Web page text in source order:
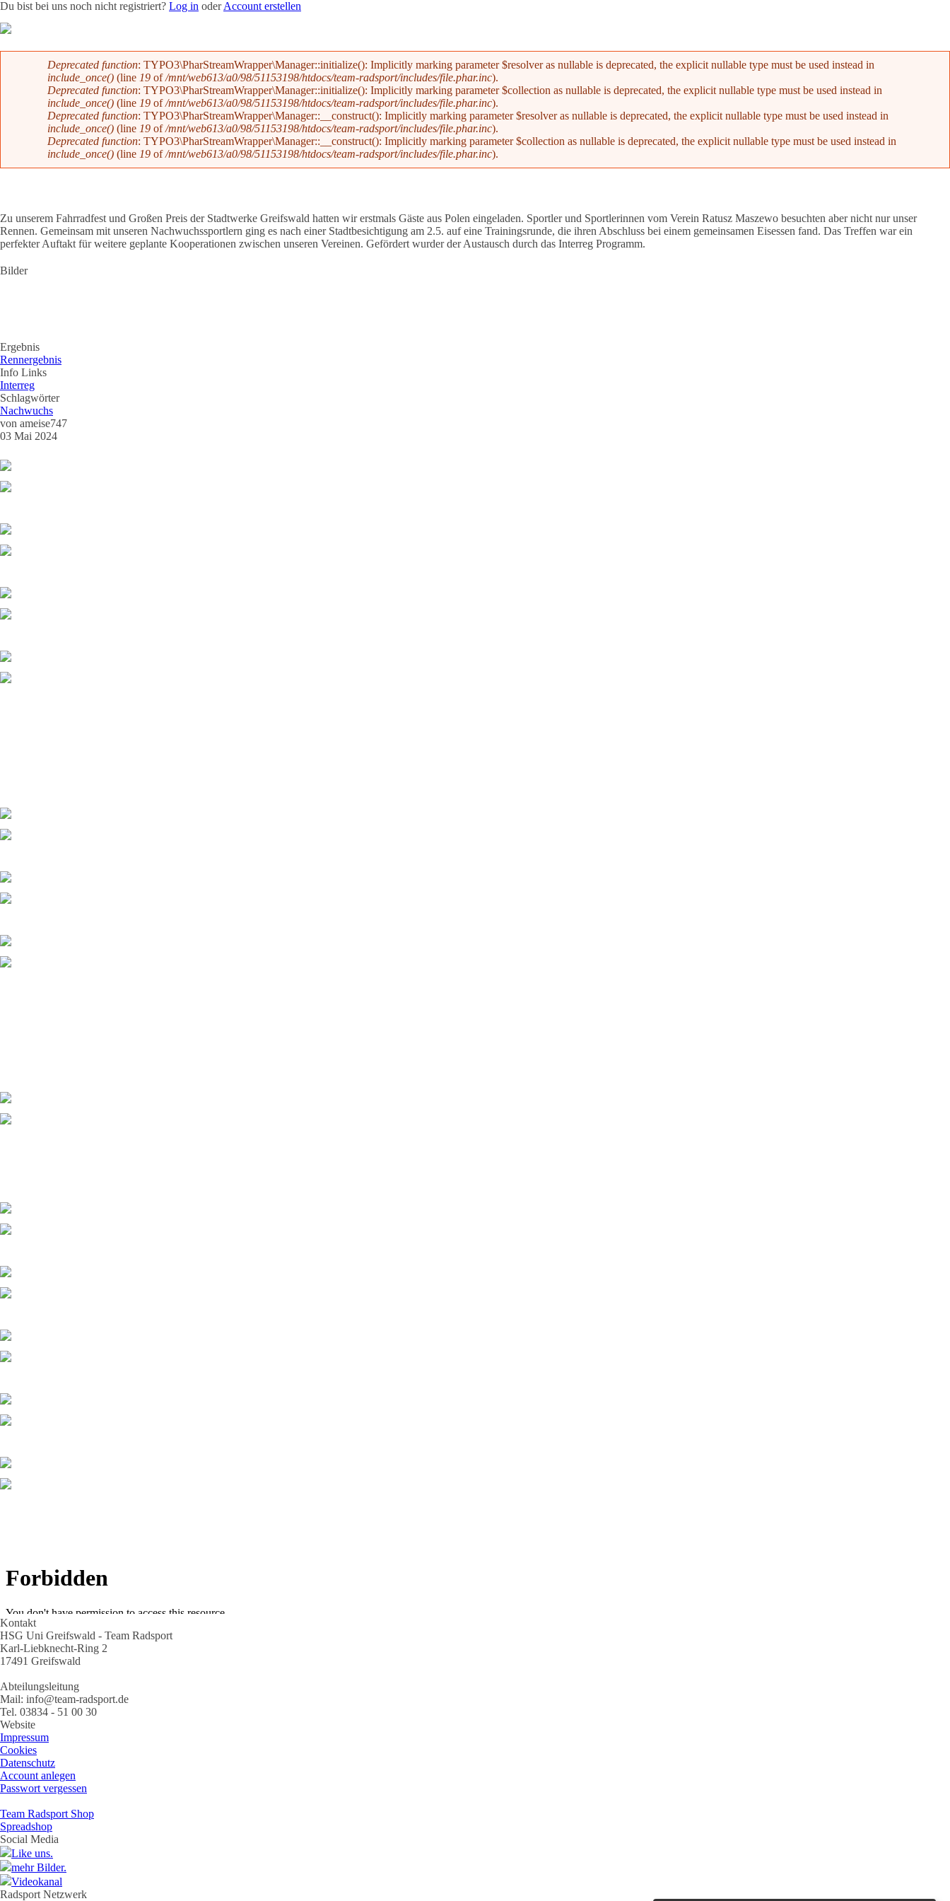
Du bist bei uns noch nicht registriert? Log in oderAccount erstellen
Fehlermeldung
Deprecated function: TYPO3\PharStreamWrapper\Manager::initialize(): Implicitly marking parameter $resolver as nullable is deprecated, the explicit nullable type must be used instead in
include_once() (line 19 of/mnt/web613/a0/98/51153198/htdocs/team-radsport/includes/file.phar.inc).
Deprecated function: TYPO3\PharStreamWrapper\Manager::initialize(): Implicitly marking parameter $collection as nullable is deprecated, the explicit nullable type must be used instead in
include_once() (line 19 of/mnt/web613/a0/98/51153198/htdocs/team-radsport/includes/file.phar.inc).
Deprecated function: TYPO3\PharStreamWrapper\Manager::__construct(): Implicitly marking parameter $resolver as nullable is deprecated, the explicit nullable type must be used instead in
include_once() (line 19 of/mnt/web613/a0/98/51153198/htdocs/team-radsport/includes/file.phar.inc).
Deprecated function: TYPO3\PharStreamWrapper\Manager::__construct(): Implicitly marking parameter $collection as nullable is deprecated, the explicit nullable type must be used instead in
include_once() (line 19 of/mnt/web613/a0/98/51153198/htdocs/team-radsport/includes/file.phar.inc).
Zu unserem Fahrradfest und Großen Preis der Stadtwerke Greifswald hatten wir erstmals Gäste aus Polen eingeladen. Sportler und Sportlerinnen vom Verein Ratusz Maszewo besuchten aber nicht nur unser
Rennen. Gemeinsam mit unseren Nachwuchssportlern ging es nach einer Stadtbesichtigung am 2.5. auf eine Trainingsrunde, die ihren Abschluss bei einem gemeinsamen Eisessen fand. Das Treffen war ein
perfekter Auftakt für weitere geplante Kooperationen zwischen unseren Vereinen. Gefördert wurder der Austausch durch das Interreg Programm.
Bilder
Ergebnis
Rennergebnis
Info Links
Interreg
Schlagwörter
Nachwuchs
von ameise747
03 Mai 2024
Kontakt
HSG Uni Greifswald - Team Radsport
Karl-Liebknecht-Ring 2
17491 Greifswald
Abteilungsleitung
Mail: info@team-radsport.de
Tel. 03834 - 51 00 30
Website
Impressum
Cookies
Datenschutz
Account anlegen
Passwort vergessen
Team Radsport Shop
Spreadshop
Social Media
Like uns.
mehr Bilder.
Videokanal
Radsport Netzwerk